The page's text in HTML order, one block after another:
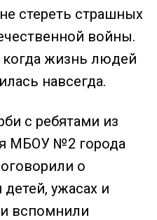
стереть страшных
войны.
жизнь людей
навсегда.
с ребятами из
МБОУ №2 города
о
ужасах и
вспомнили